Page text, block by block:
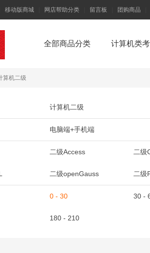
移动版商城 网店帮助分类 留言板 团购商品
全部商品分类 计算机类
算机二级
计算机二级
电脑端+手机端
二级Access 二级
二级openGauss 二级
0 - 30 30 -
180 - 210